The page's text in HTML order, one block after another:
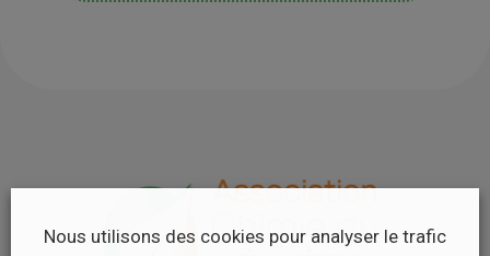
Nous utilisons des cookies pour analyser le trafic